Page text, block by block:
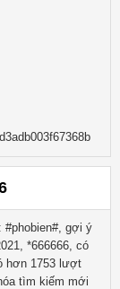
#phobien#, gợi ý
*666666, có
hơn 1753 lượt
tìm kiếm mới